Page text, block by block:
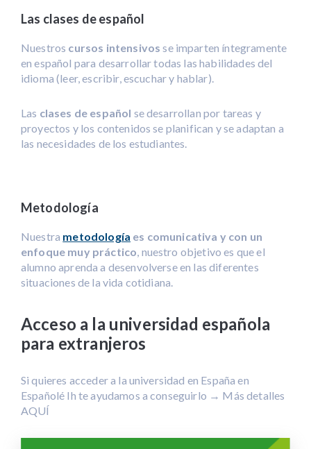
Las clases de español
Nuestros cursos intensivosse imparten íntegramente
en español para desarrollar todas las habilidades del
idioma (leer, escribir, escuchar y hablar).
Las clases de español se desarrollan por tareas y
proyectos y los contenidos se planifican y se adaptan a
las necesidades de los estudiantes.
Metodología
Nuestra metodología es comunicativa y con un
enfoque muy práctico, nuestro objetivo es que el
alumno aprenda a desenvolverse en las diferentes
situaciones de la vida cotidiana.
Acceso a la universidad española
para extranjeros
Si quieres acceder a la universidad en España en
Españolé Ih te ayudamos a conseguirlo → Más detalles
AQUÍ